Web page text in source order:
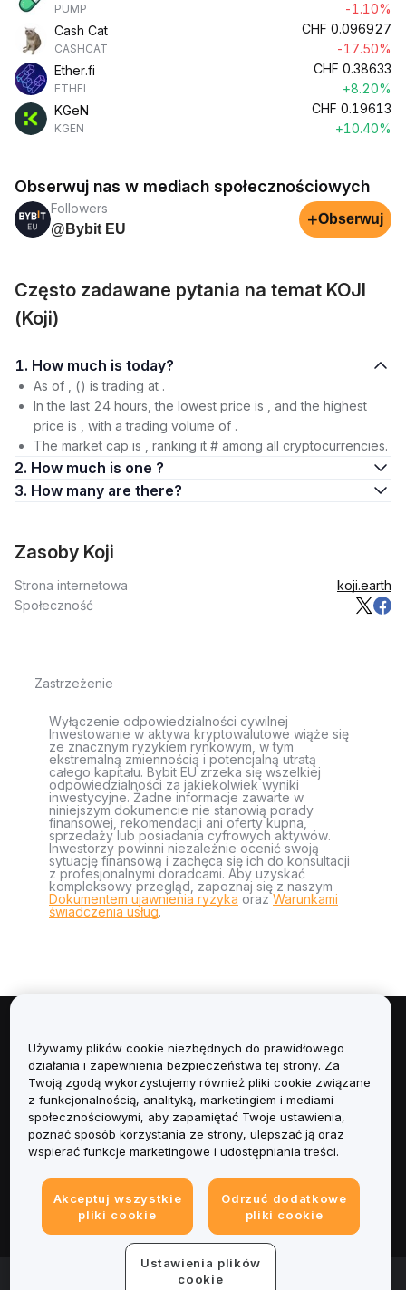
PUMP
-1.10%
Cash Cat
CASHCAT
CHF 0.096927
-17.50%
Ether.fi
ETHFI
CHF 0.38633
+8.20%
KGeN
KGEN
CHF 0.19613
+10.40%
Obserwuj nas w mediach społecznościowych
Followers
@Bybit EU
+Obserwuj
Często zadawane pytania na temat KOJI
(Koji)
1. How much is today?
As of , () is trading at .
In the last 24 hours, the lowest price is , and the highest
price is , with a trading volume of .
The market cap is , ranking it # among all cryptocurrencies.
2. How much is one ?
3. How many are there?
Zasoby Koji
Strona internetowa
koji.earth
Społeczność
Zastrzeżenie
Wyłączenie odpowiedzialności cywilnej
Inwestowanie w aktywa kryptowalutowe wiąże się
ze znacznym ryzykiem rynkowym, w tym
ekstremalną zmiennością i potencjalną utratą
całego kapitału. Bybit EU zrzeka się wszelkiej
odpowiedzialności za jakiekolwiek wyniki
inwestycyjne. Żadne informacje zawarte w
niniejszym dokumencie nie stanowią porady
finansowej, rekomendacji ani oferty kupna,
sprzedaży lub posiadania cyfrowych aktywów.
Inwestorzy powinni niezależnie ocenić swoją
sytuację finansową i zachęca się ich do konsultacji
z profesjonalnymi doradcami. Aby uzyskać
kompleksowy przegląd, zapoznaj się z naszym
Dokumentem ujawnienia ryzyka orazWarunkami
świadczenia usług.
Informacje
Usługi
Obsługa Klienta
Informacje prawne
© 2025-2026 Bybit.eu. All rights reserved.
Używamy plików cookie niezbędnych do prawidłowego
działania i zapewnienia bezpieczeństwa tej strony. Za
Twoją zgodą wykorzystujemy również pliki cookie związane
z funkcjonalnością, analityką, marketingiem i mediami
społecznościowymi, aby zapamiętać Twoje ustawienia,
poznać sposób korzystania ze strony, ulepszać ją oraz
wspierać funkcje marketingowe i udostępniania treści.
Akceptuj wszystkie
pliki cookie
Odrzuć dodatkowe
pliki cookie
Ustawienia plików
cookie